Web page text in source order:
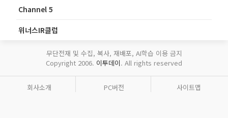
Channel 5
위너스IR클럽
무단전재 및 수집, 복사, 재배포, AI학습 이용 금지
Copyright 2006. 이투데이. All rights reserved
회사소개 PC버전 사이트맵